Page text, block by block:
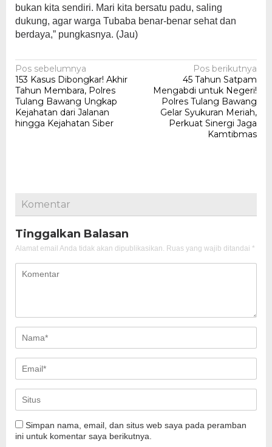
bukan kita sendiri. Mari kita bersatu padu, saling
dukung, agar warga Tubaba benar-benar sehat dan
berdaya,” pungkasnya. (Jau)
Navigasi
pos
Pos sebelumnya
153 Kasus Dibongkar! Akhir
Tahun Membara, Polres
Tulang Bawang Ungkap
Kejahatan dari Jalanan
hingga Kejahatan Siber
Pos berikutnya
45 Tahun Satpam
Mengabdi untuk Negeri!
Polres Tulang Bawang
Gelar Syukuran Meriah,
Perkuat Sinergi Jaga
Kamtibmas
Komentar
Tinggalkan Balasan
Alamat email Anda tidak akan dipublikasikan. Ruas yang wajib ditandai *
Simpan nama, email, dan situs web saya pada peramban
ini untuk komentar saya berikutnya.